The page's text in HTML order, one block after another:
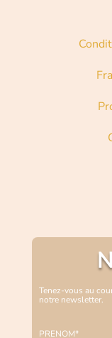
Tenez-vous au
notre newsletter.
PRENOM*